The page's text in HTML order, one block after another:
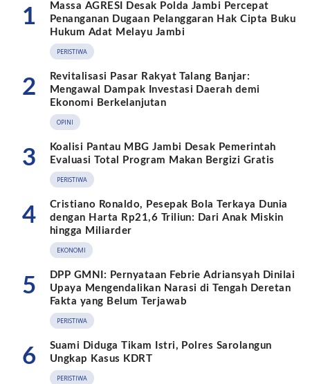
1
Massa AGRESI Desak Polda Jambi Percepat
Penanganan Dugaan Pelanggaran Hak Cipta Buku
Hukum Adat Melayu Jambi
PERISTIWA
2
Revitalisasi Pasar Rakyat Talang Banjar:
Mengawal Dampak Investasi Daerah demi
Ekonomi Berkelanjutan
OPINI
3
Koalisi Pantau MBG Jambi Desak Pemerintah
Evaluasi Total Program Makan Bergizi Gratis
PERISTIWA
4
Cristiano Ronaldo, Pesepak Bola Terkaya Dunia
dengan Harta Rp21,6 Triliun: Dari Anak Miskin
hingga Miliarder
EKONOMI
5
DPP GMNI: Pernyataan Febrie Adriansyah Dinilai
Upaya Mengendalikan Narasi di Tengah Deretan
Fakta yang Belum Terjawab
PERISTIWA
6
Suami Diduga Tikam Istri, Polres Sarolangun
Ungkap Kasus KDRT
PERISTIWA